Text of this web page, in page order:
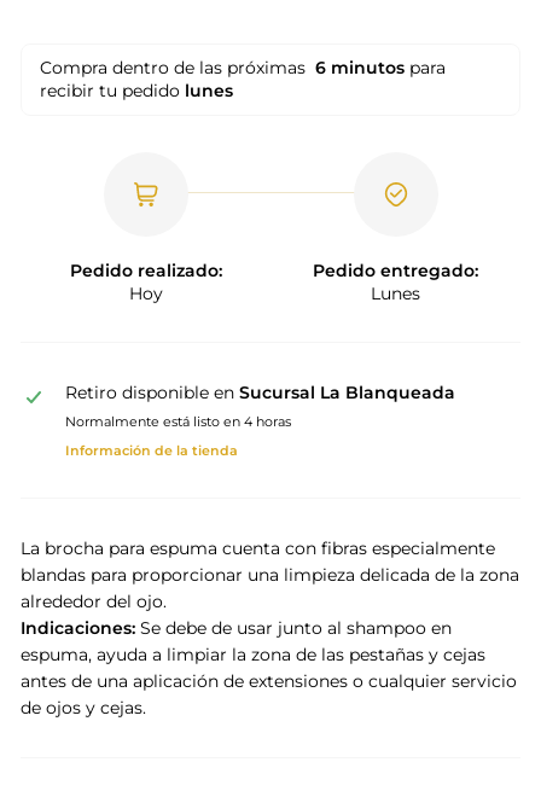
Compra dentro de las próximas 6 minutos para
recibir tu pedido lunes
Pedido realizado:
Hoy
Pedido entregado:
Lunes
Retiro disponible en Sucursal La Blanqueada
Normalmente está listo en 4 horas
Información de la tienda
La brocha para espuma cuenta con fibras especialmente
blandas para proporcionar una limpieza delicada de la zona
alrededor del ojo.
Indicaciones: Se debe de usar junto al shampoo en
espuma, ayuda a limpiar la zona de las pestañas y cejas
antes de una aplicación de extensiones o cualquier servicio
de ojos y cejas.